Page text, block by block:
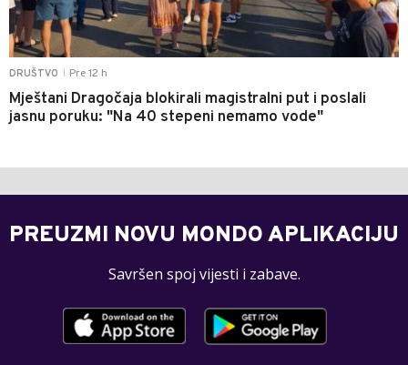
DRUŠTVO Pre 12 h
Mještani Dragočaja blokirali magistralni put i poslali
jasnu poruku: "Na 40 stepeni nemamo vode"
PREUZMI NOVU MONDO APLIKACIJU
Savršen spoj vijesti i zabave.